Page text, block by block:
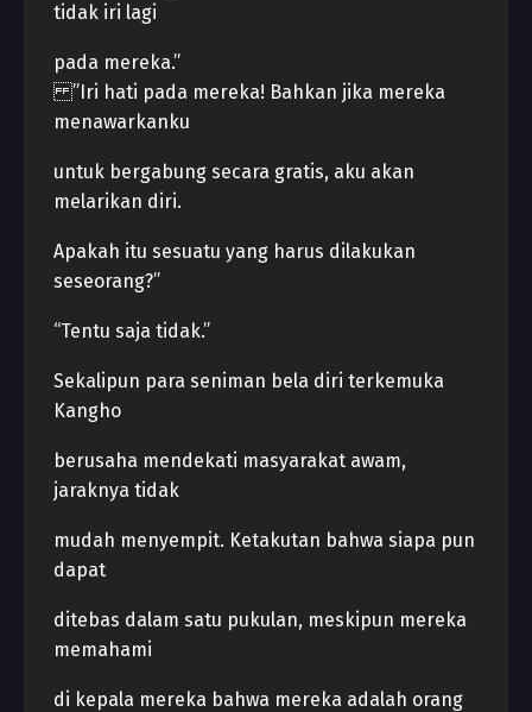
tidak iri lagi
pada mereka.”
”Iri hati pada mereka! Bahkan jika mereka
menawarkanku
untuk bergabung secara gratis, aku akan
melarikan diri.
Apakah itu sesuatu yang harus dilakukan
seseorang?”
“Tentu saja tidak.”
Sekalipun para seniman bela diri terkemuka
Kangho
berusaha mendekati masyarakat awam,
jaraknya tidak
mudah menyempit. Ketakutan bahwa siapa pun
dapat
ditebas dalam satu pukulan, meskipun mereka
memahami
di kepala mereka bahwa mereka adalah orang